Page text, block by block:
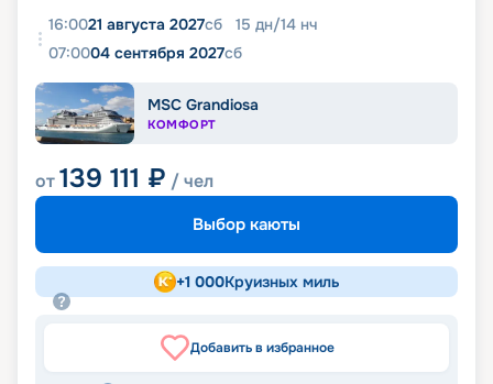
16:0021 августа 2027сб 15 дн/14 нч
07:0004 сентября 2027сб
MSC Grandiosa
КОМФОРТ
от139 111 ₽ / чел
Выбор каюты
+1 000Круизных миль
Добавить в избранное